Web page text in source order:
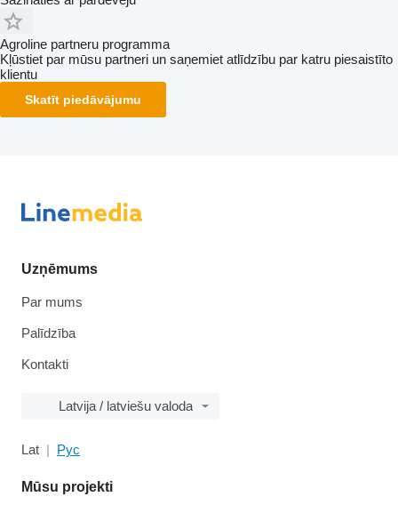
Agroline partneru programma
Kļūstiet par mūsu partneri un saņemiet atlīdzību par katru piesaistīto
klientu
Skatīt piedāvājumu
Uzņēmums
Par mums
Palīdzība
Kontakti
Latvija / latviešu valoda
Lat Рус
Mūsu projekti